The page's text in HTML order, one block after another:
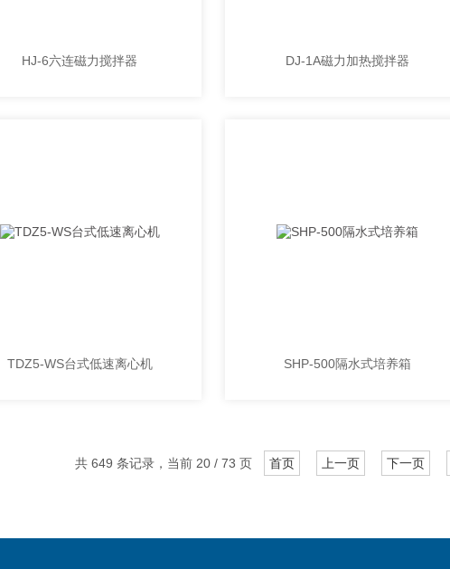
HJ-6六连磁力搅拌器 DJ-1A磁力加热搅拌器
TDZ5-WS台式低速离心机 SHP-500隔水式培养箱
共 649 条记录，当前 20 / 73 页 首页 上一页 下一页